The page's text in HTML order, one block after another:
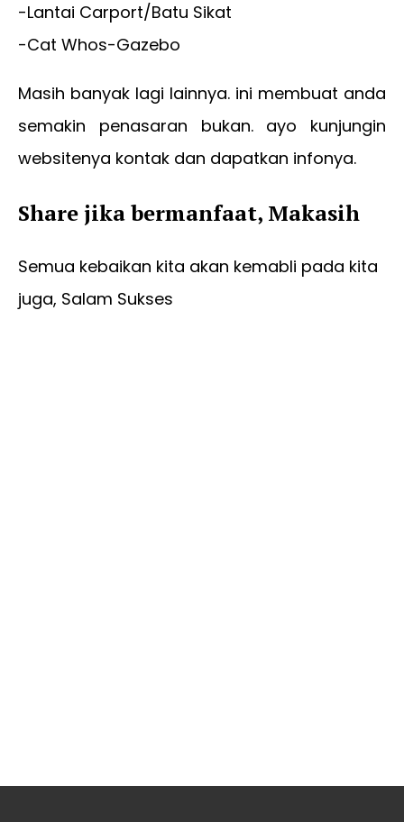
-Lantai Carport/Batu Sikat
-Cat Whos-Gazebo
Masih banyak lagi lainnya. ini membuat anda
semakin penasaran bukan. ayo kunjungin
websitenya kontak dan dapatkan infonya.
Share jika bermanfaat, Makasih
Semua kebaikan kita akan kemabli pada kita
juga, Salam Sukses